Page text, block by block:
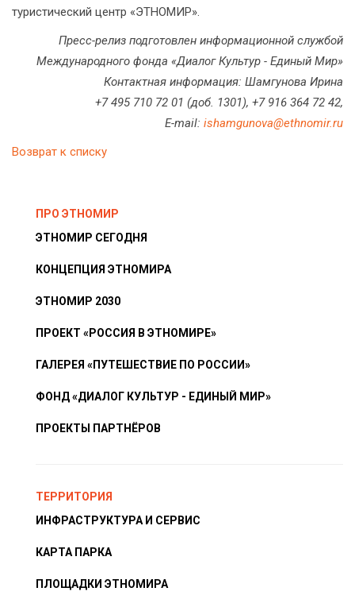
туристический центр «ЭТНОМИР».
Пресс-релиз подготовлен информационной службой
Международного фонда «Диалог Культур - Единый Мир»
Контактная информация: Шамгунова Ирина
+7 495 710 72 01 (доб. 1301), +7 916 364 72 42,
E-mail: ishamgunova@ethnomir.ru
Возврат к списку
ПРО ЭТНОМИР
ЭТНОМИР СЕГОДНЯ
КОНЦЕПЦИЯ ЭТНОМИРА
ЭТНОМИР 2030
ПРОЕКТ «РОССИЯ В ЭТНОМИРЕ»
ГАЛЕРЕЯ «ПУТЕШЕСТВИЕ ПО РОССИИ»
ФОНД «ДИАЛОГ КУЛЬТУР - ЕДИНЫЙ МИР»
ПРОЕКТЫ ПАРТНЁРОВ
ТЕРРИТОРИЯ
ИНФРАСТРУКТУРА И СЕРВИС
КАРТА ПАРКА
ПЛОЩАДКИ ЭТНОМИРА